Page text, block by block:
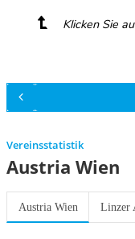
Klicken Sie
Vereinsstatistik
Austria Wien
Austria Wien Linzer